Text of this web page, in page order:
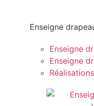
Enseigne
Enseigne
Enseigne
Réalisations